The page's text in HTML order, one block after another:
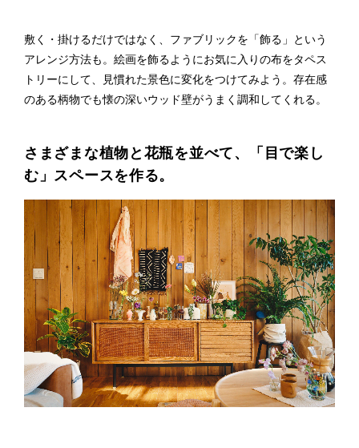
敷く・掛けるだけではなく、ファブリックを「飾る」という
アレンジ方法も。絵画を飾るようにお気に入りの布をタペス
トリーにして、見慣れた景色に変化をつけてみよう。存在感
のある柄物でも懐の深いウッド壁がうまく調和してくれる。
さまざまな植物と花瓶を並べて、「目で楽し
む」スペースを作る。